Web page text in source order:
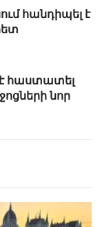
հանդիպել է
հաստատել
նոր